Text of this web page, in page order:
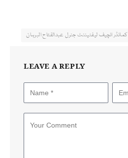
کمانڈر انچیف لیفٹیننٹ جنرل عبدالفتاح البرہان
LEAVE A REPLY